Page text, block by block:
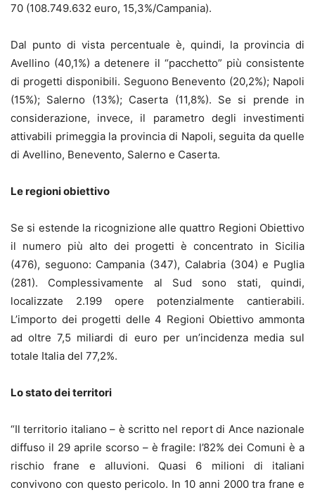
70 (108.749.632 euro, 15,3%/Campania).
Dal punto di vista percentuale è, quindi, la provincia di
Avellino (40,1%) a detenere il “pacchetto” più consistente
di progetti disponibili. Seguono Benevento (20,2%); Napoli
(15%); Salerno (13%); Caserta (11,8%). Se si prende in
considerazione, invece, il parametro degli investimenti
attivabili primeggia la provincia di Napoli, seguita da quelle
di Avellino, Benevento, Salerno e Caserta.
Le regioni obiettivo
Se si estende la ricognizione alle quattro Regioni Obiettivo
il numero più alto dei progetti è concentrato in Sicilia
(476), seguono: Campania (347), Calabria (304) e Puglia
(281). Complessivamente al Sud sono stati, quindi,
localizzate 2.199 opere potenzialmente cantierabili.
L’importo dei progetti delle 4 Regioni Obiettivo ammonta
ad oltre 7,5 miliardi di euro per un’incidenza media sul
totale Italia del 77,2%.
Lo stato dei territori
“Il territorio italiano – è scritto nel report di Ance nazionale
diffuso il 29 aprile scorso – è fragile: l’82% dei Comuni è a
rischio frane e alluvioni. Quasi 6 milioni di italiani
convivono con questo pericolo. In 10 anni 2000 tra frane e